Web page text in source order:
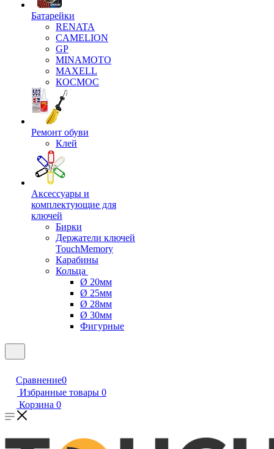
Батарейки
RENATA
CAMELION
GP
MINAMOTO
MAXELL
КОСМОС
Ремонт обуви
Клей
Аксессуары и
комплектующие для
ключей
Бирки
Держатели ключей
TouchMemory
Карабины
Кольца
Ø 20мм
Ø 25мм
Ø 28мм
Ø 30мм
Фигурные
Сравнение0
Избранные товары 0
Корзина 0